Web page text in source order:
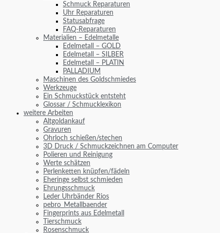
Schmuck Reparaturen
Uhr Reparaturen
Statusabfrage
FAQ-Reparaturen
Materialien – Edelmetalle
Edelmetall – GOLD
Edelmetall – SILBER
Edelmetall – PLATIN
PALLADIUM
Maschinen des Goldschmiedes
Werkzeuge
Ein Schmuckstück entsteht
Glossar / Schmucklexikon
weitere Arbeiten
Altgoldankauf
Gravuren
Ohrloch schießen/stechen
3D Druck / Schmuckzeichnen am Computer
Polieren und Reinigung
Werte schätzen
Perlenketten knüpfen/fädeln
Eheringe selbst schmieden
Ehrungsschmuck
Leder Uhrbänder Rios
pebro_Metallbaender
Fingerprints aus Edelmetall
Tierschmuck
Rosenschmuck